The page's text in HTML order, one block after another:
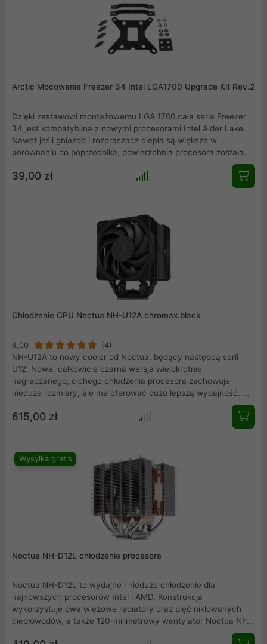
Arctic Mocowanie Freezer 34 Intel LGA1700 Upgrade Kit Rev.2
Dzięki zestawowi montażowemu LGA 1700 cała seria Freezer
34 jest kompatybilna z nowymi procesorami Intel Alder Lake.
Nawet jeśli gniazdo i rozpraszacz ciepła są większe w
porównaniu do poprzednika, powierzchnia procesora została
zmniejszona i pozostaje wyśrodkowana. Rurki cieplne Freezer
34 Direct Touch całkowicie pokrywają ten obszar.
39,00 zł
Chłodzenie CPU Noctua NH-U12A chromax.black
6,00
(4)
NH-U12A to nowy cooler od Noctua, będący następcą serii
U12. Nowa, całkowicie czarna wersja wielokrotnie
nagradzanego, cichego chłodzenia procesora zachowuje
nieduże rozmiary, ale ma oferować dużo lepszą wydajność. W
procent większą powierzchnię oddawania ciepła oraz znacznie
wydajniejsze wentylatory. Podstawkę i siedem rurek cieplnych
odpowiednio budowę U12A, by nie było żadnego problemu z
jego instalacją w zestawach z pamięciami o wysokich
615,00 zł
Wysyłka gratis
Noctua NH-D12L chłodzenie procesora
Noctua NH-D12L to wydajne i nieduże chłodzenie dla
najnowszych procesorów Intel i AMD. Konstrukcja
wykorzystuje dwa wieżowe radiatory oraz pięć niklowanych
ciepłowodów, a także 120-milimetrowy wentylator Noctua NF-
A12x25 z wytrzymałym łożyskiem SSO2 (jego obroty można